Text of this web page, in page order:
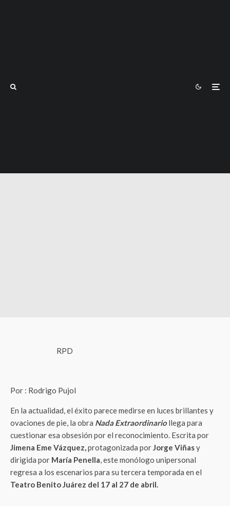
RPD
Por : Rodrigo Pujol
En la actualidad, el éxito parece medirse en luces brillantes y
ovaciones de pie, la obra Nada Extraordinariollega para
cuestionar esa obsesión por el reconocimiento. Escrita por
Jimena Eme Vázquez,protagonizada porJorge Viñasy
dirigida por María Penella, este monólogo unipersonal
regresa a los escenarios para su tercera temporada en el
Teatro Benito Juárez del 17 al 27 de abril.